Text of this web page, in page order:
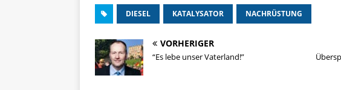
DIESEL KATALYSATOR NACHRÜSTUNG
VORHERIGER
“Es lebe unser Vaterland!”